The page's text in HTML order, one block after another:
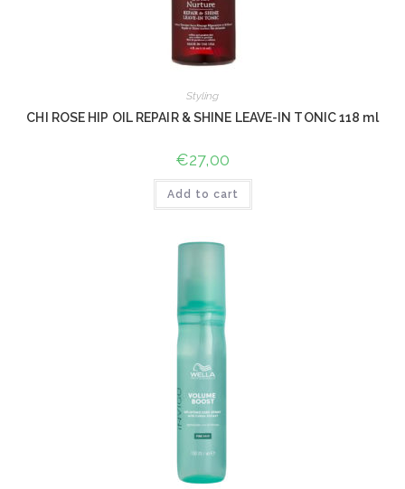
Styling
CHI ROSE HIP OIL REPAIR & SHINE LEAVE-IN TONIC 118 ml
€27,00
Add to cart